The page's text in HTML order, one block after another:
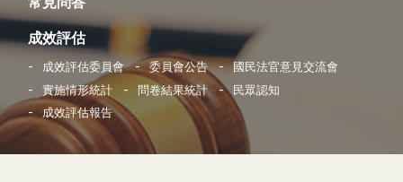
成效評估
成效評估委員會 委員會公告
國民法官意見交流會
實施情形統計
問卷結果統計
民眾認知
成效評估報告